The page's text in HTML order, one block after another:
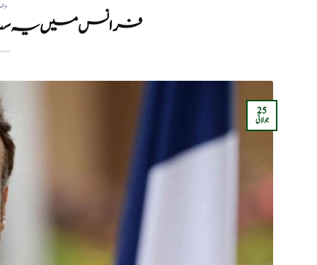
فرانس میں یہ
25
جولائی